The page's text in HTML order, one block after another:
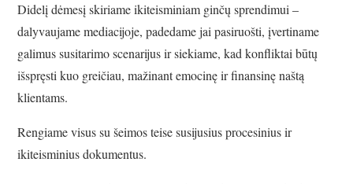
Didelį dėmesį skiriame ikiteisminiam ginčų sprendimui –
dalyvaujame mediacijoje, padedame jai pasiruošti, įvertiname
galimus susitarimo scenarijus ir siekiame, kad konfliktai būtų
išspręsti kuo greičiau, mažinant emocinę ir finansinę naštą
klientams.
Rengiame visus su šeimos teise susijusius procesinius ir
ikiteisminius dokumentus.